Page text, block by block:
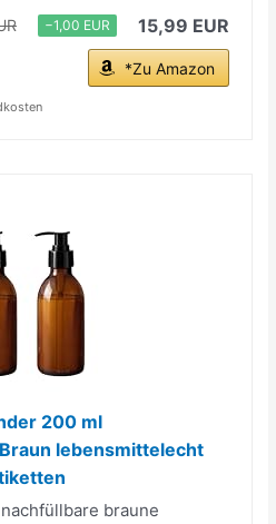
−1,00 EUR 15,99 EUR
*Zu Amazon
200 ml
lebensmittelecht
braune